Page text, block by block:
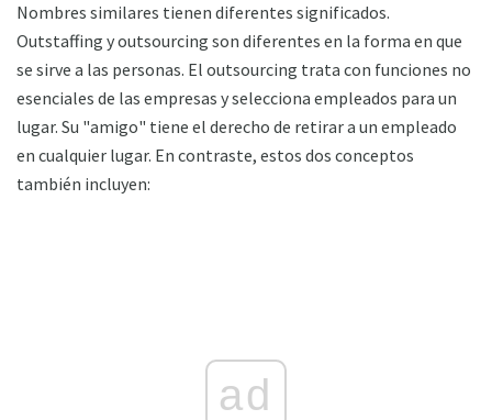
Nombres similares tienen diferentes significados.
Outstaffing y outsourcing son diferentes en la forma en que
se sirve a las personas. El outsourcing trata con funciones no
esenciales de las empresas y selecciona empleados para un
lugar. Su "amigo" tiene el derecho de retirar a un empleado
en cualquier lugar. En contraste, estos dos conceptos
también incluyen:
ad